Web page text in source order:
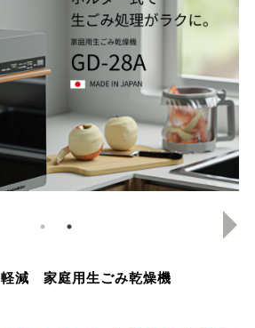
減 家庭用生ごみ乾燥機